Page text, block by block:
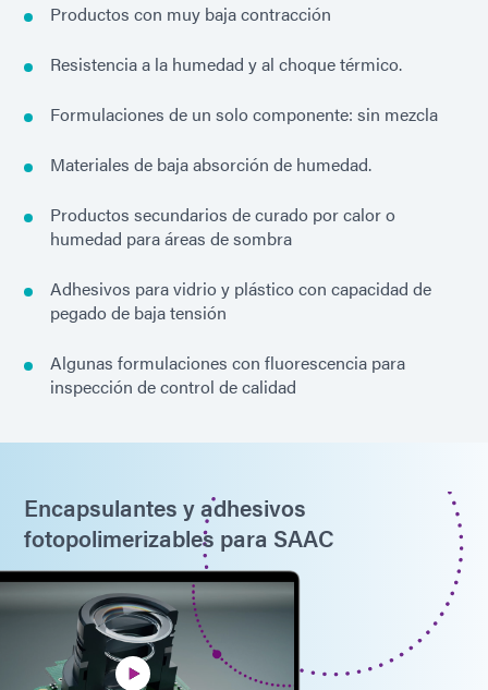
Productos con muy baja contracción
Resistencia a la humedad y al choque térmico.
Formulaciones de un solo componente: sin mezcla
Materiales de baja absorción de humedad.
Productos secundarios de curado por calor o
humedad para áreas de sombra
Adhesivos para vidrio y plástico con capacidad de
pegado de baja tensión
Algunas formulaciones con fluorescencia para
inspección de control de calidad
Encapsulantes y adhesivos
fotopolimerizables para SAAC